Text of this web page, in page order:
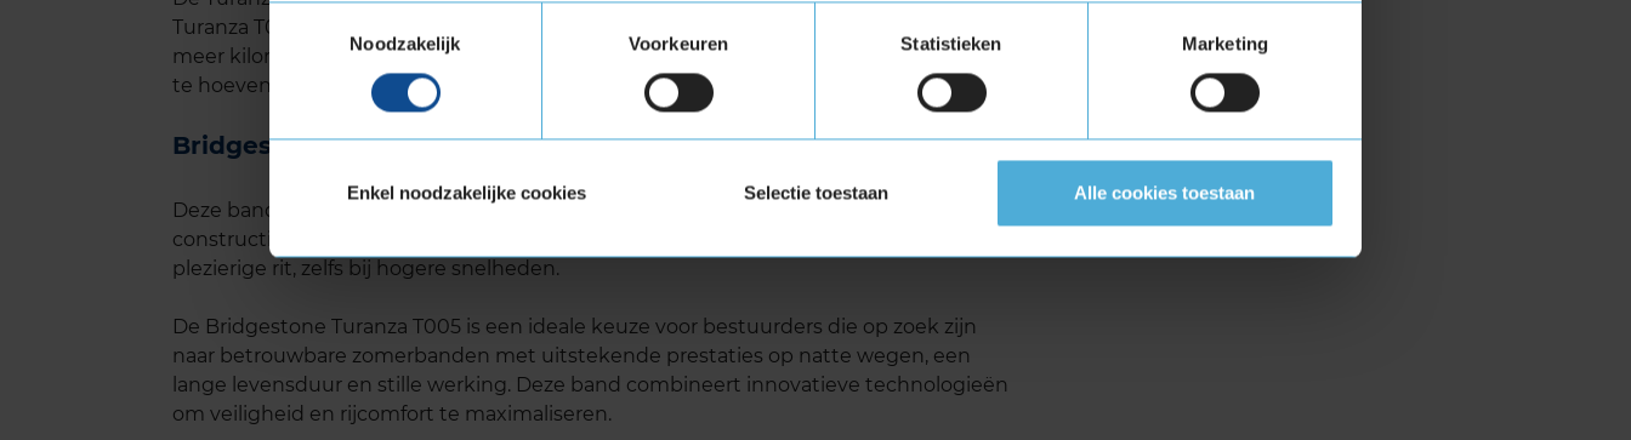
Toestemmingsselectie
Noodzakelijk
Voorkeuren Statistieken Marketing
Enkel noodzakelijke cookies Selectie toestaan Alle cookies toestaan
Turanza T001 EVO. Interne tests van Bridgestone laten zien dat deze band tot 11%
meer kilometrage behaalt, wat betekent dat je langer kunt rijden zonder de banden
te hoeven vervangen.
Bridgestone Turanza T005 geluid
Deze band is ook ontworpen met comfort in gedachten. Het loopvlak en de
constructie zorgen voor een stille rijervaring, wat bijdraagt aan een comfortabele en
plezierige rit, zelfs bij hogere snelheden.
De Bridgestone Turanza T005 is een ideale keuze voor bestuurders die op zoek zijn
naar betrouwbare zomerbanden met uitstekende prestaties op natte wegen, een
lange levensduur en stille werking. Deze band combineert innovatieve technologieën
om veiligheid en rijcomfort te maximaliseren.